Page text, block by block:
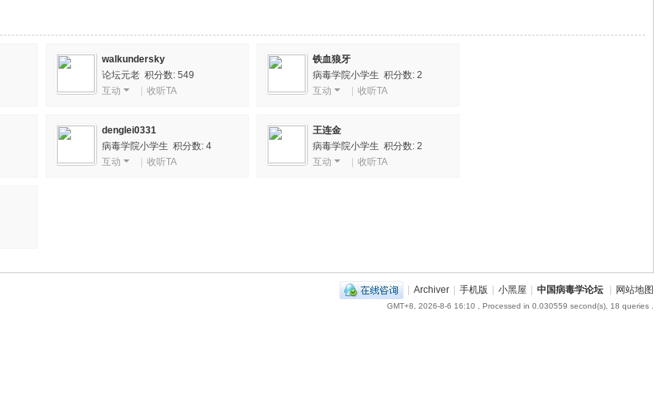
walkundersky
论坛元老 积分数: 549
互动
收听TA
铁血狼牙
病毒学院小学生 积分数: 2
互动
收听TA
denglei0331
病毒学院小学生 积分数: 4
互动
收听TA
王连金
病毒学院小学生 积分数: 2
互动
收听TA
| Archiver | 手机版 | 小黑屋 | 中国病毒学论坛 | 网站地图
GMT+8, 2026-8-6 16:10 , Processed in 0.030559 second(s), 18 queries .